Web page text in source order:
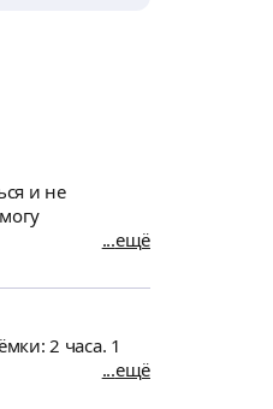
и не
ещё
2 часа. 1
ещё